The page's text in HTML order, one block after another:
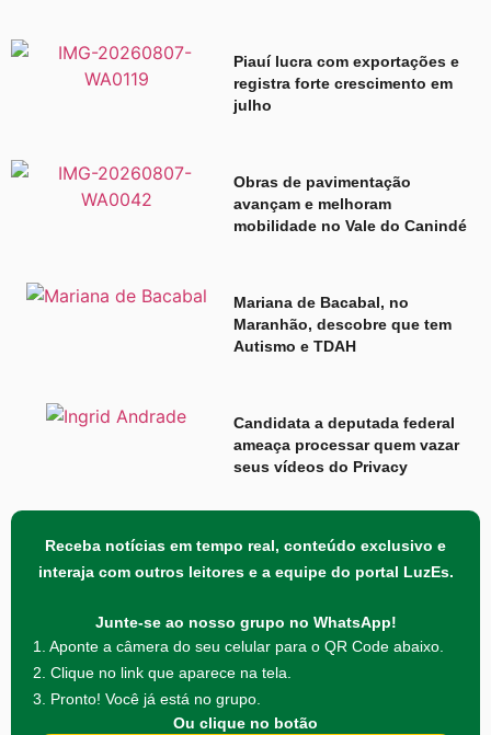
Piauí lucra com exportações e
registra forte crescimento em
julho
Obras de pavimentação
avançam e melhoram
mobilidade no Vale do Canindé
Mariana de Bacabal, no
Maranhão, descobre que tem
Autismo e TDAH
Candidata a deputada federal
ameaça processar quem vazar
seus vídeos do Privacy
Receba notícias em tempo real, conteúdo exclusivo e
interaja com outros leitores e a equipe do portal LuzEs.
Junte-se ao nosso grupo no WhatsApp!
1. Aponte a câmera do seu celular para o QR Code abaixo.
2. Clique no link que aparece na tela.
3. Pronto! Você já está no grupo.
Ou clique no botão